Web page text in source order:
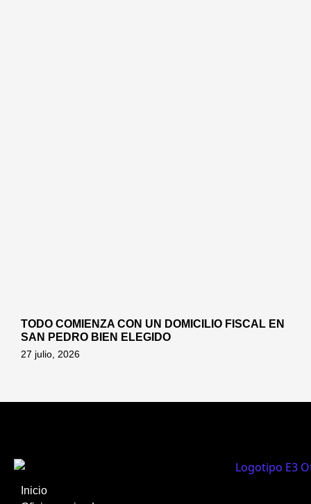
TODO COMIENZA CON UN DOMICILIO FISCAL EN
SAN PEDRO BIEN ELEGIDO
27 julio, 2026
Inicio